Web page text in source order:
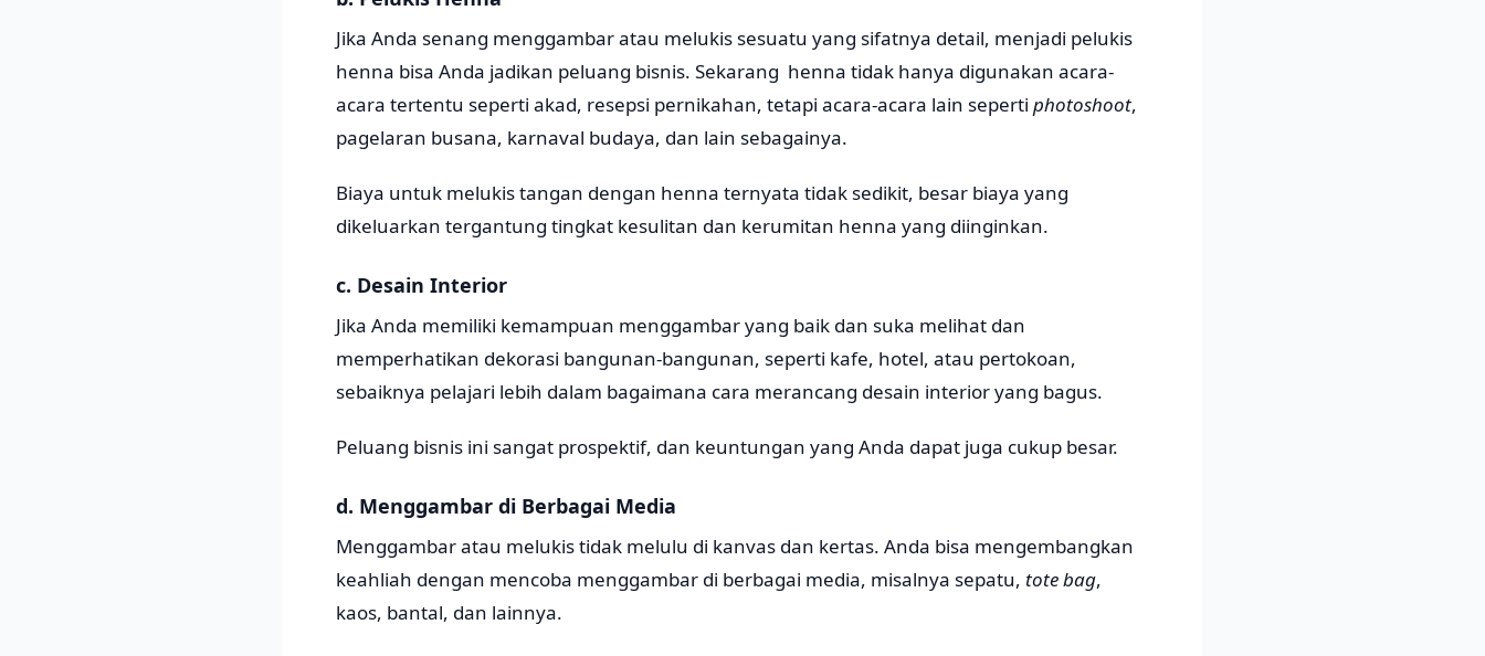
Jika Anda senang menggambar atau melukis sesuatu yang sifatnya detail, menjadi pelukis
henna bisa Anda jadikan peluang bisnis. Sekarang henna tidak hanya digunakan acara-
acara tertentu seperti akad, resepsi pernikahan, tetapi acara-acara lain seperti photoshoot,
pagelaran busana, karnaval budaya, dan lain sebagainya.
Biaya untuk melukis tangan dengan henna ternyata tidak sedikit, besar biaya yang
dikeluarkan tergantung tingkat kesulitan dan kerumitan henna yang diinginkan.
c. Desain Interior
Jika Anda memiliki kemampuan menggambar yang baik dan suka melihat dan
memperhatikan dekorasi bangunan-bangunan, seperti kafe, hotel, atau pertokoan,
sebaiknya pelajari lebih dalam bagaimana cara merancang desain interior yang bagus.
Peluang bisnis ini sangat prospektif, dan keuntungan yang Anda dapat juga cukup besar.
d. Menggambar di Berbagai Media
Menggambar atau melukis tidak melulu di kanvas dan kertas. Anda bisa mengembangkan
keahliah dengan mencoba menggambar di berbagai media, misalnya sepatu, tote bag,
kaos, bantal, dan lainnya.